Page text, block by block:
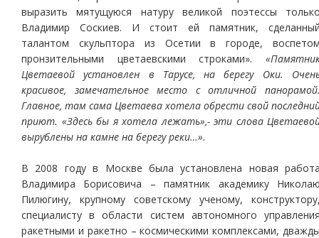
выразить мятущуюся натуру великой поэтессы
Владимир Соскиев. И стоит ей памятник,
талантом скульптора из Осетии в городе,
пронзительными цветаевскими строками».
Цветаевой установлен в Тарусе, на берегу Оки.
красивое, замечательное место с отличной
Главное, там сама Цветаева хотела обрести свой
приют. «Здесь бы я хотела лежать»,- эти слова
вырублены на камне на берегу реки…».
В 2008 году в Москве была установлена новая
Владимира Борисовича – памятник академику
Пилюгину, крупному советскому ученому,
специалисту в области систем автономного
ракетными и ракетно – космическими комплексами,